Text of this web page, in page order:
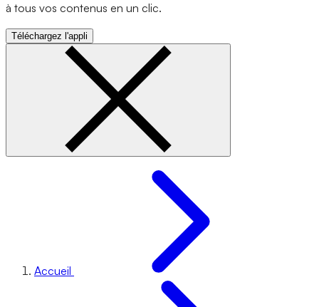
à tous vos contenus en un clic.
Téléchargez l'appli
Accueil